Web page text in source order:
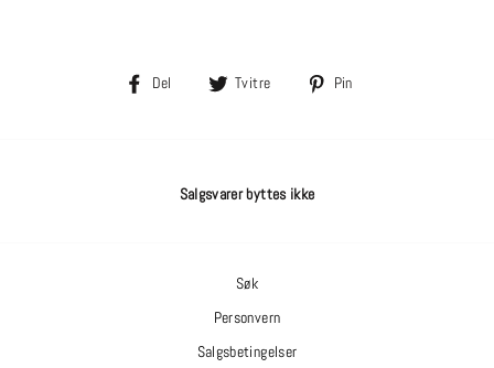
Del Tvitre
Tvitre
Pin
Salgsvarer byttes ikke
Søk
Personvern
Salgsbetingelser